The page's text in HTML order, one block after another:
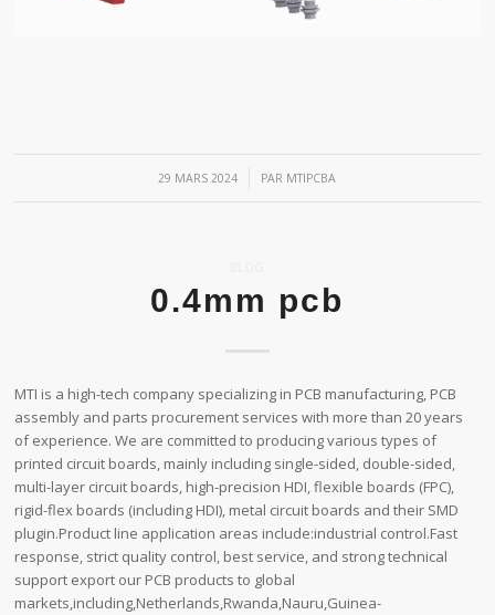
29 MARS 2024
/ PAR MTIPCBA
0.4mm pcb
MTI is a high-tech company specializing in PCB manufacturing, PCB
assembly and parts procurement services with more than 20 years
of experience. We are committed to producing various types of
printed circuit boards, mainly including single-sided, double-sided,
multi-layer circuit boards, high-precision HDI, flexible boards (FPC),
rigid-flex boards (including HDI), metal circuit boards and their SMD
plugin.Product line application areas include:industrial control.Fast
response, strict quality control, best service, and strong technical
support export our PCB products to global
markets,including,Netherlands,Rwanda,Nauru,Guinea-